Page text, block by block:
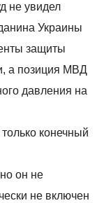
не увидел
Украины
защиты
а позиция МВД
давления на
конечный
он не
не включен